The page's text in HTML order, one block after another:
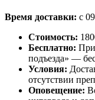
Время доставки: с
Стоимость:
Бесплатно: При
подъезда» —
Условия:
отсутствии
Оповещение: